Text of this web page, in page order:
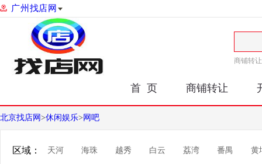
广州找店网
商铺转让
首 页 商铺转让
北京找店网 >休闲娱乐> 网吧
区域： 天河 海珠 越秀 白云 荔湾 番禺 黄